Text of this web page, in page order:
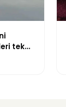
tek